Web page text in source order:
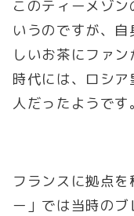
このティーメゾ
いうのですが、
しいお茶にファ
時代には、ロシ
人だったようです。
フランスに拠点
ー」では当時の